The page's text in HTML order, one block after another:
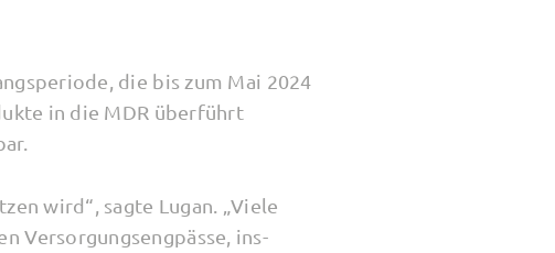
die bis zum Mai 2024
in die MDR über­führt
wird“, sagte Lugan. „Viele
Versorgungseng­pässe, ins­